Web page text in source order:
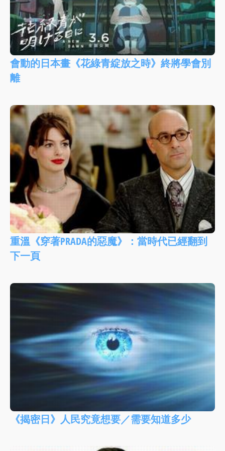
會動的日本畫《花綠青綻放之時》終將學會別
離
重溫《穿著PRADA的惡魔》：當時代已經翻到
下一頁
《揭密日》人民究竟想要／需要知道多少